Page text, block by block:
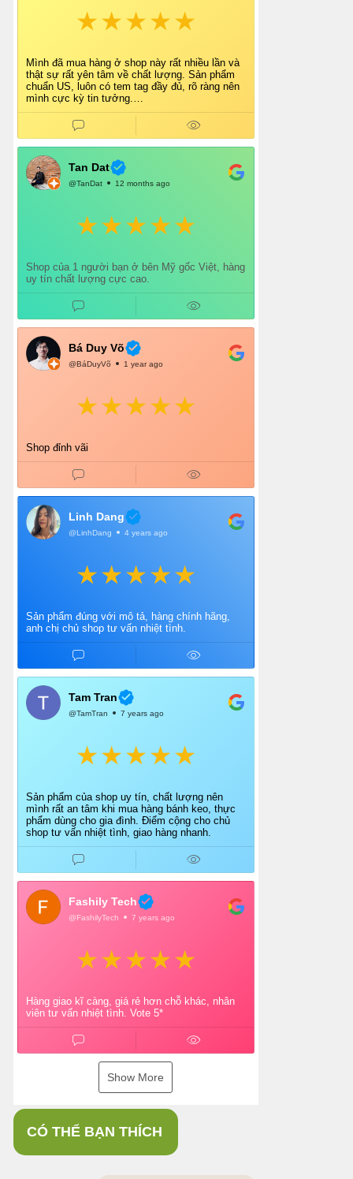
Mình đã mua hàng ở shop này rất nhiều lần và
thật sự rất yên tâm về chất lượng. Sản phẩm
chuẩn US, luôn có tem tag đầy đủ, rõ ràng nên
mình cực kỳ tin tưởng.
Shop tư vấn nhiệt tình, giao hàng nhanh, đóng
gói cẩn thận. Mỗi lần mua đều cảm thấy hài
Chắc chắn mình sẽ tiếp tục ủng hộ shop lâu dài
và giới thiệu thêm cho bạn bè 👍
Tan Dat
@TanDat 12 months ago
Shop của 1 người bạn ở bên Mỹ gốc Việt, hàng
uy tín chất lượng cực cao.
Bá Duy Võ
@BáDuyVõ 1 year ago
Shop đỉnh vãi
Linh Dang
@LinhDang 4 years ago
Sản phẩm đúng với mô tả, hàng chính hãng,
anh chị chủ shop tư vấn nhiệt tình.
Tam Tran
@TamTran 7 years ago
Sản phẩm của shop uy tín, chất lượng nên
mình rất an tâm khi mua hàng bánh keo, thực
phẩm dùng cho gia đình. Điểm cộng cho chủ
shop tư vấn nhiệt tình, giao hàng nhanh.
Fashily Tech
@FashilyTech 7 years ago
Hàng giao kĩ càng, giá rẻ hơn chỗ khác, nhân
viên tư vấn nhiệt tình. Vote 5*
Show More
CÓ THỂ BẠN THÍCH